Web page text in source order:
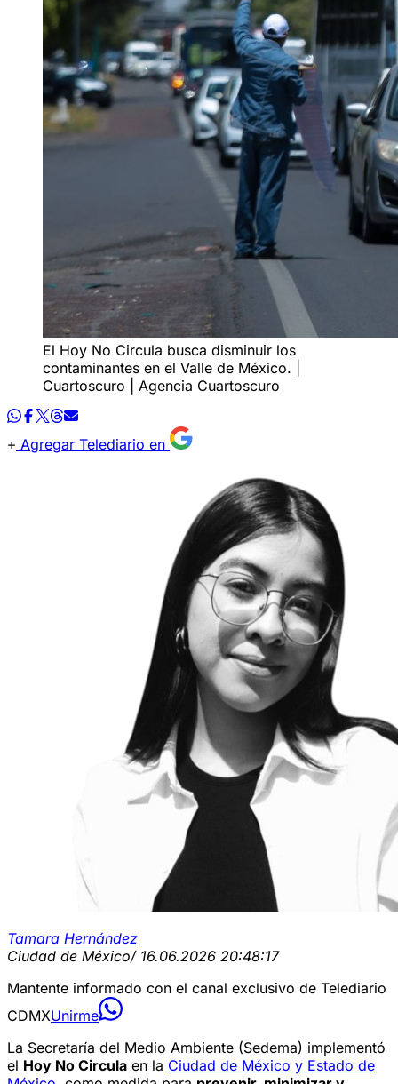
El Hoy No Circula busca disminuir los
contaminantes en el Valle de México. |
Cuartoscuro | Agencia Cuartoscuro
Agregar Telediario en
Tamara Hernández
Ciudad de México/ 16.06.2026 20:48:17
Mantente informado con el canal exclusivo de Telediario
CDMXUnirme
La Secretaría del Medio Ambiente (Sedema) implementó
el Hoy No Circula en la Ciudad de México y Estado de